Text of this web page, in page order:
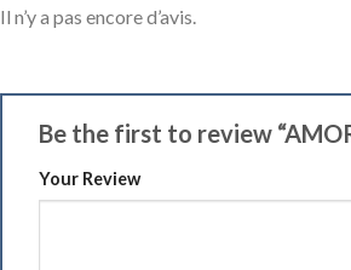
Il n’y a pas encore d’avis.
Be the first to review
Your Review